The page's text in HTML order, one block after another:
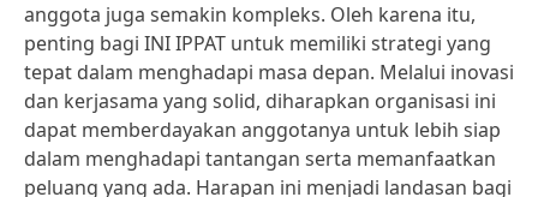
anggota juga semakin kompleks. Oleh karena itu,
penting bagi INI IPPAT untuk memiliki strategi yang
tepat dalam menghadapi masa depan. Melalui inovasi
dan kerjasama yang solid, diharapkan organisasi ini
dapat memberdayakan anggotanya untuk lebih siap
dalam menghadapi tantangan serta memanfaatkan
peluang yang ada. Harapan ini menjadi landasan bagi